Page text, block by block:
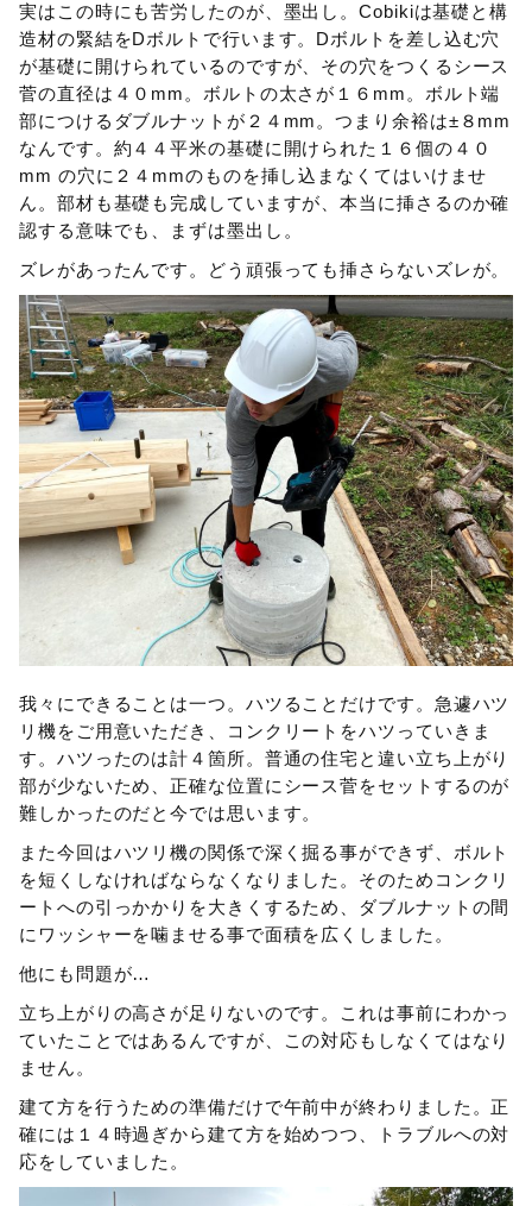
実はこの時にも苦労したのが、墨出し。Cobikiは基礎と構
造材の緊結をDボルトで行います。Dボルトを差し込む穴
が基礎に開けられているのですが、その穴をつくるシース
菅の直径は４０mm。ボルトの太さが１６mm。ボルト端
部につけるダブルナットが２４mm。つまり余裕は±８mm
なんです。約４４平米の基礎に開けられた１６個の４０
mm の穴に２４mmのものを挿し込まなくてはいけませ
ん。部材も基礎も完成していますが、本当に挿さるのか確
認する意味でも、まずは墨出し。
ズレがあったんです。どう頑張っても挿さらないズレが。
我々にできることは一つ。ハツることだけです。急遽ハツ
リ機をご用意いただき、コンクリートをハツっていきま
す。ハツったのは計４箇所。普通の住宅と違い立ち上がり
部が少ないため、正確な位置にシース菅をセットするのが
難しかったのだと今では思います。
また今回はハツリ機の関係で深く掘る事ができず、ボルト
を短くしなければならなくなりました。そのためコンクリ
ートへの引っかかりを大きくするため、ダブルナットの間
にワッシャーを噛ませる事で面積を広くしました。
他にも問題が…
立ち上がりの高さが足りないのです。これは事前にわかっ
ていたことではあるんですが、この対応もしなくてはなり
ません。
建て方を行うための準備だけで午前中が終わりました。正
確には１４時過ぎから建て方を始めつつ、トラブルへの対
応をしていました。